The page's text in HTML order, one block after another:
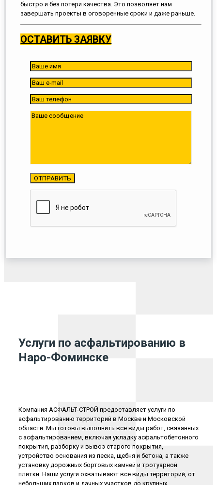
быстро и без потери качества. Это позволяет нам
завершать проекты в оговоренные сроки и даже раньше.
ОСТАВИТЬ ЗАЯВКУ
Услуги по асфальтированию в
Наро-Фоминске
Компания АСФАЛЬТ-СТРОЙ предоставляет услуги по
асфальтированию территорий в Москве и Московской
области. Мы готовы выполнить все виды работ, связанных
с асфальтированием, включая укладку асфальтобетонного
покрытия, разборку и вывоз старого покрытия,
устройство основания из песка, щебня и бетона, а также
установку дорожных бортовых камней и тротуарной
плитки. Наши услуги охватывают все виды территорий, от
небольших парков и дачных участков до крупных